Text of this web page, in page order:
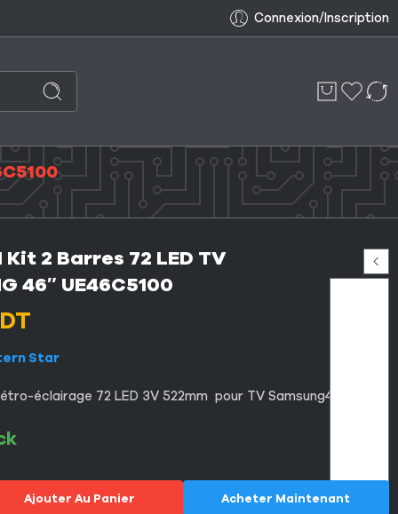
Connexion/Inscription
Kit 2 Barres 72 LED TV
46″ UE46C5100
DT
Star
éclairage 72 LED 3V 522mm pour TV Samsung46″
Ajouter Au Panier Acheter Maintenant